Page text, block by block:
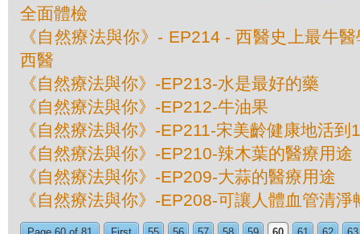
全面體檢
《自然療法與你》- EP214 - 西醫史上最牛
西醫
《自然療法與你》-EP213-水是最好的藥
《自然療法與你》-EP212-牛油果
《自然療法與你》-EP211-宋美齡健康地活
《自然療法與你》-EP210-辣木葉的醫療用途
《自然療法與你》-EP209-大蒜的醫療用途
《自然療法與你》-EP208-可讓人體血管清淨